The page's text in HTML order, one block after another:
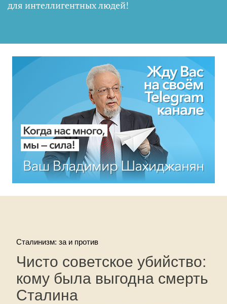
для интеллигентных людей!
Сталинизм: за и против
Чисто советское убийство:
кому была выгодна смерть
Сталина